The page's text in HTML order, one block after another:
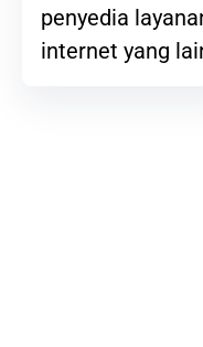
penyedia
internet yang